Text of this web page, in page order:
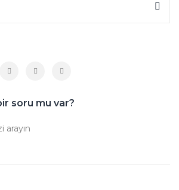
soru mu var?
arayın